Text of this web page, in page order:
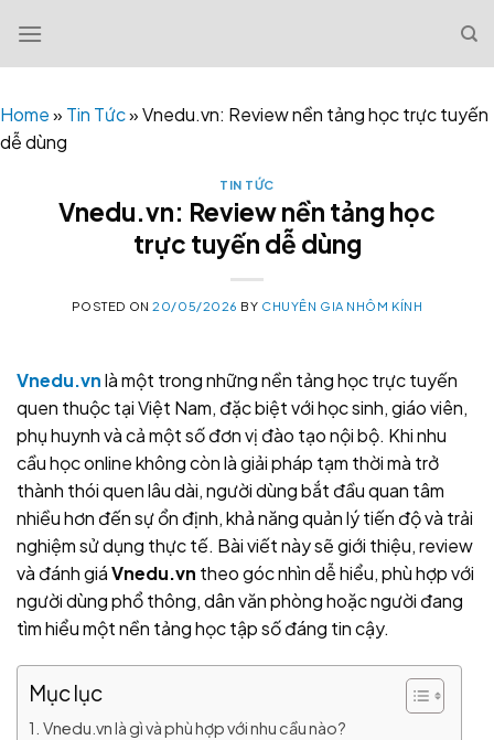
content
Home» Tin Tức»Vnedu.vn: Review nền tảng học trực tuyến
dễ dùng
TIN TỨC
Vnedu.vn: Review nền tảng học
trực tuyến dễ dùng
POSTED ON20/05/2026 BY CHUYÊN GIA NHÔM KÍNH
Vnedu.vnlà một trong những nền tảng học trực tuyến
quen thuộc tại Việt Nam, đặc biệt với học sinh, giáo viên,
phụ huynh và cả một số đơn vị đào tạo nội bộ. Khi nhu
cầu học online không còn là giải pháp tạm thời mà trở
thành thói quen lâu dài, người dùng bắt đầu quan tâm
nhiều hơn đến sự ổn định, khả năng quản lý tiến độ và trải
nghiệm sử dụng thực tế. Bài viết này sẽ giới thiệu, review
và đánh giáVnedu.vn theo góc nhìn dễ hiểu, phù hợp với
người dùng phổ thông, dân văn phòng hoặc người đang
tìm hiểu một nền tảng học tập số đáng tin cậy.
Mục lục
Vnedu.vn là gì và phù hợp với nhu cầu nào?